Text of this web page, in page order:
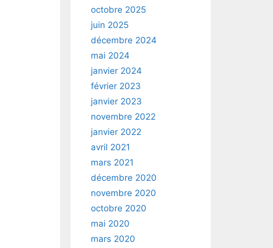
octobre 2025
juin 2025
décembre 2024
mai 2024
janvier 2024
février 2023
janvier 2023
novembre 2022
janvier 2022
avril 2021
mars 2021
décembre 2020
novembre 2020
octobre 2020
mai 2020
mars 2020